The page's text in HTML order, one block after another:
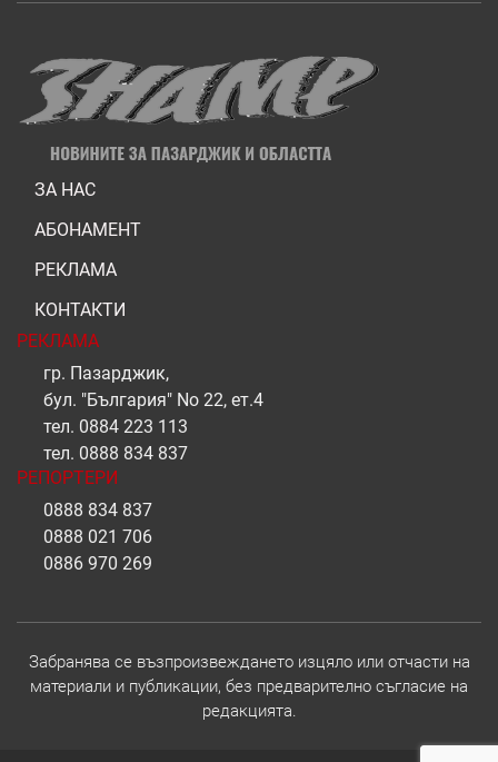
ЗА НАС
АБОНАМЕНТ
РЕКЛАМА
КОНТАКТИ
РЕКЛАМА
гр. Пазарджик,
бул. "България" No 22, ет.4
тел. 0884 223 113
тел. 0888 834 837
РЕПОРТЕРИ
0888 834 837
0888 021 706
0886 970 269
Забранява се възпроизвеждането изцяло или отчасти на
материали и публикации, без предварително съгласие на
редакцията.